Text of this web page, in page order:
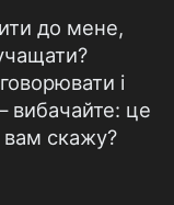
до мене,
і
вибачайте: це
скажу?